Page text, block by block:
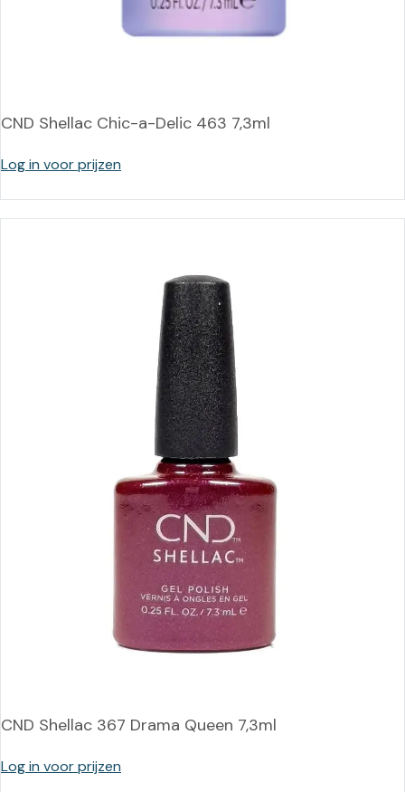
CND Shellac Chic-a-Delic 463 7,3ml
Log in voor prijzen
CND Shellac 367 Drama Queen 7,3ml
Log in voor prijzen